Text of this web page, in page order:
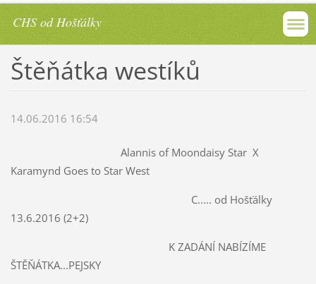
CHS od Hošťálky
Štěňátka westíků
14.06.2016 16:54
Alannis of Moondaisy Star X
Karamynd Goes to Star West
C..... od Hošťálky
13.6.2016 (2+2)
K ZADÁNÍ NABÍZÍME
ŠTĚŇÁTKA...PEJSKY